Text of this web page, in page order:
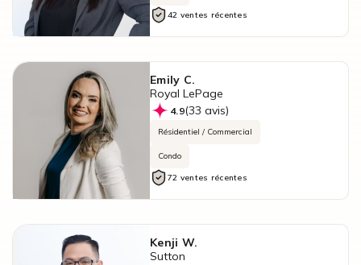
42 ventes récentes
Emily C.
Royal LePage
4.9(33 avis)
Résidentiel / Commercial
Condo
72 ventes récentes
Kenji W.
Sutton